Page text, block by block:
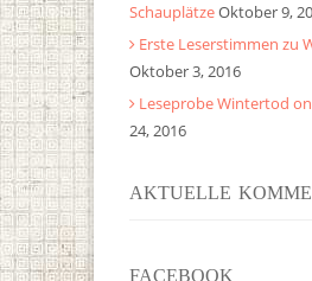
SchauplätzeOktober 9,
Erste Leserstimmen zu
Oktober 3, 2016
Leseprobe Wintertod
24, 2016
AKTUELLE
FACEBOOK